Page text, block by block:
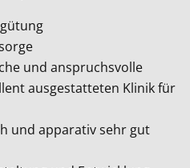
und anspruchsvolle
ausgestatteten Klinik für
und apparativ sehr gut